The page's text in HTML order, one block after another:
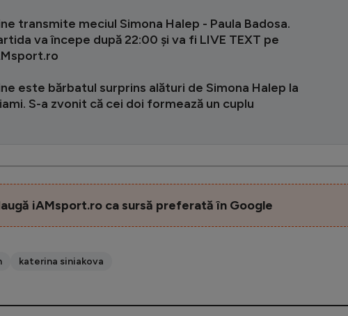
transmite meciul Simona Halep - Paula Badosa.
va începe după 22:00 și va fi LIVE TEXT pe
este bărbatul surprins alături de Simona Halep la
S-a zvonit că cei doi formează un cuplu
iAMsport.ro ca sursă preferată în Google
katerina siniakova